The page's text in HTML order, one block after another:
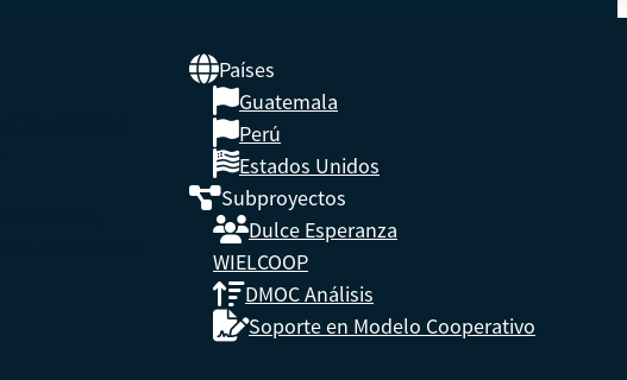
Países
Guatemala
Perú
Estados Unidos
Subproyectos
Dulce Esperanza
WIELCOOP
DMOC Análisis
Soporte en Modelo Cooperativo